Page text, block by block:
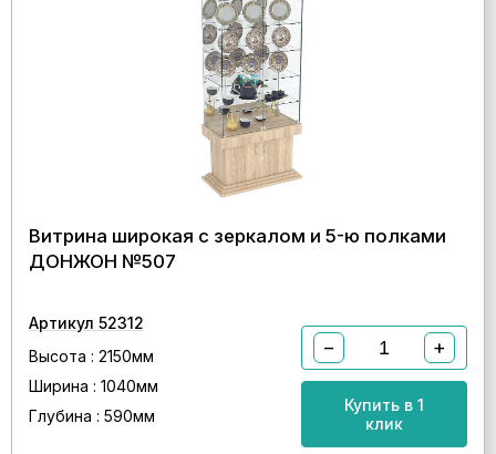
Витрина широкая с зеркалом и 5-ю полками
ДОНЖОН №507
Артикул 52312
Высота : 2150мм
Ширина : 1040мм
Глубина : 590мм
− +
Купить в 1
клик